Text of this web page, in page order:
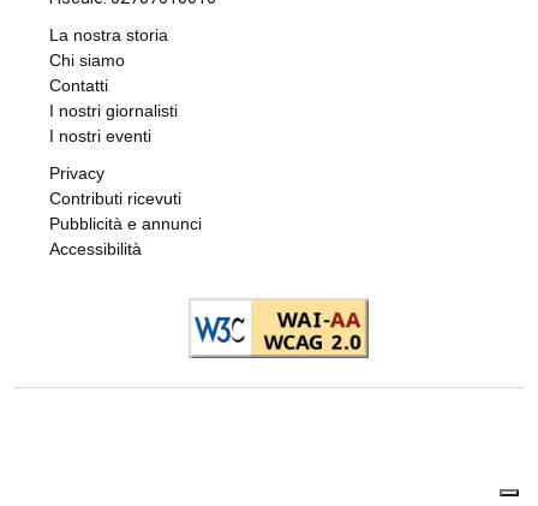
La nostra storia
Chi siamo
Contatti
I nostri giornalisti
I nostri eventi
Privacy
Contributi ricevuti
Pubblicità e annunci
Accessibilità